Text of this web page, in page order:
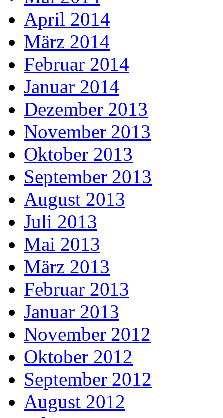
April 2014
März 2014
Februar 2014
Januar 2014
Dezember 2013
November 2013
Oktober 2013
September 2013
August 2013
Juli 2013
Mai 2013
März 2013
Februar 2013
Januar 2013
November 2012
Oktober 2012
September 2012
August 2012